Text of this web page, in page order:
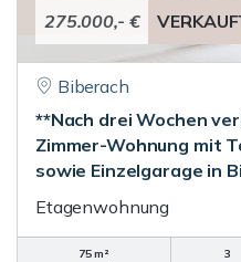
275.000,- €
Biberach
**Nach drei Wochen
Zimmer-Wohnung mit
sowie Einzelgarage in
Etagenwohnung
75 m²
3